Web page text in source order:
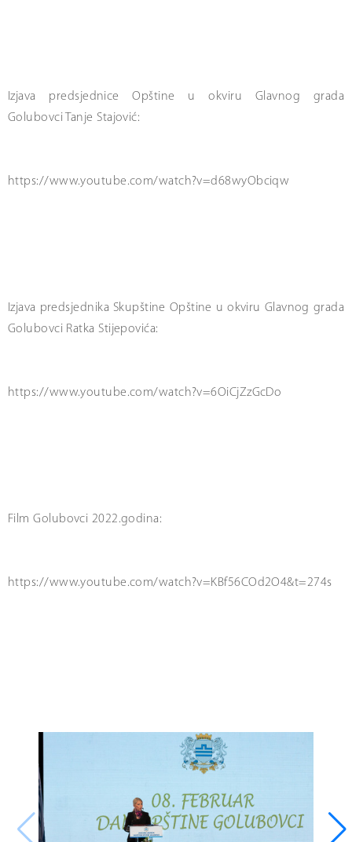
Izjava predsjednice Opštine u okviru Glavnog grada
Golubovci Tanje Stajović:
https://www.youtube.com/watch?v=d68wyObciqw
Izjava predsjednika Skupštine Opštine u okviru Glavnog grada
Golubovci Ratka Stijepovića:
https://www.youtube.com/watch?v=6OiCjZzGcDo
Film Golubovci 2022.godina:
https://www.youtube.com/watch?v=KBf56COd2O4&t=274s